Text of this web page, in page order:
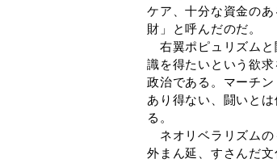
ケア、十分な資金の
財」と呼んだのだ。
右翼ポピュリズムと
識を得たいという欲
政治である。マーチ
あり得ない、闘いと
る。
ネオリベラリズムの
外まん延、すさんだ